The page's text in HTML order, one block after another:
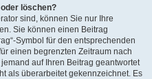
löschen?
sind, können Sie nur Ihre
Sie können einen Beitrag
Symbol für den entsprechenden
einen begrenzten Zeitraum nach
auf Ihren Beitrag geantwortet
als überarbeitet gekennzeichnet. Es